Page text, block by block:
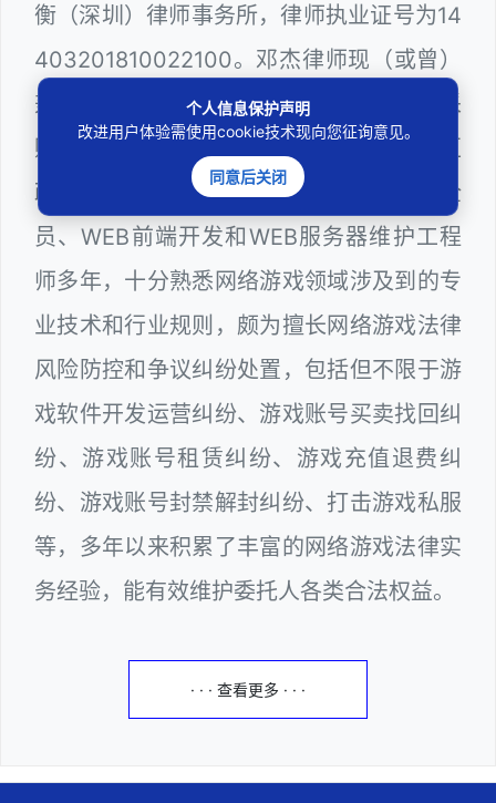
衡（深圳）律师事务所，律师执业证号为14
403201810022100。邓杰律师现（或曾）
兼任深圳市人民政府听证员、深圳市政府采
购评审专家（法律类），曾担任深圳市某区
政府系统公职律师、计算机信息网络安全
员、WEB前端开发和WEB服务器维护工程
师多年，十分熟悉网络游戏领域涉及到的专
业技术和行业规则，颇为擅长网络游戏法律
风险防控和争议纠纷处置，包括但不限于游
戏软件开发运营纠纷、游戏账号买卖找回纠
纷、游戏账号租赁纠纷、游戏充值退费纠
纷、游戏账号封禁解封纠纷、打击游戏私服
等，多年以来积累了丰富的网络游戏法律实
务经验，能有效维护委托人各类合法权益。
· · · 查看更多 · · ·
个人信息保护声明
改进用户体验需使用cookie技术现向您征询意见。
同意后关闭